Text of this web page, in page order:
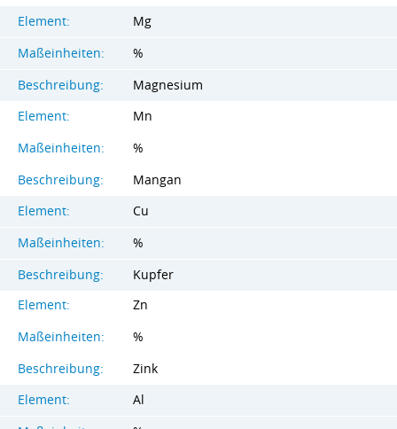
Element:
Mg
Maßeinheiten:
%
Beschreibung:
Magnesium
Element:
Mn
Maßeinheiten:
%
Beschreibung:
Mangan
Element:
Cu
Maßeinheiten:
%
Beschreibung:
Kupfer
Element:
Zn
Maßeinheiten:
%
Beschreibung:
Zink
Element:
Al